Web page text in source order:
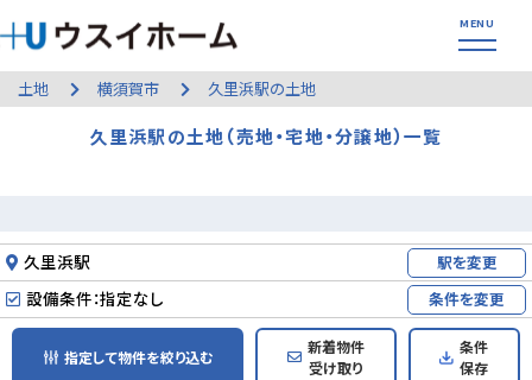
土地 横須賀市 久里浜駅の土地
久里浜駅の土地（売地・宅地・分譲地）一覧
久里浜駅 駅を変更
設備条件：指定なし 条件を変更
指定して物件を絞り込む
新着物件
受け取り
条件
保存